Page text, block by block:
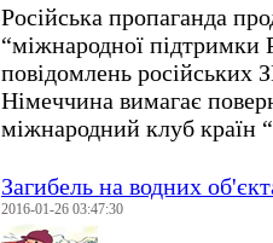
Російська пропаганда
“міжнародної підтримки
повідомлень російських
Німеччина вимагає
міжнародний клуб країн
Загибель на водних
2016-01-26 03:47:30